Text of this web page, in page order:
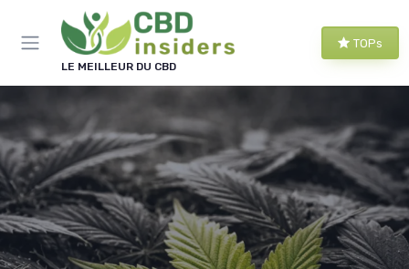
LE MEILLEUR DU CBD
TOPs
Panneau de gestion des cookies